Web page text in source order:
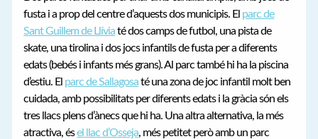
fusta i a prop del centre d’aquests dos municipis. El parc de
Sant Guillem de Llíviaté dos camps de futbol, una pista de
skate, una tirolina i dos jocs infantils de fusta per a diferents
edats (bebés i infants més grans). Al parc també hi ha la piscina
d’estiu. El parc de Sallagosaté una zona de joc infantil molt ben
cuidada, amb possibilitats per diferents edats i la gràcia són els
tres llacs plens d’ànecs que hi ha. Una altra alternativa, la més
atractiva, ésel llac d’Osseja, més petitet però amb un parc